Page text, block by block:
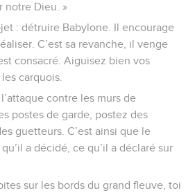
notre Dieu. »
: détruire Babylone. Il encourage
C’est sa revanche, il venge
consacré. Aiguisez bien vos
carquois.
contre les murs de
postes de garde, postez des
guetteurs. C’est ainsi que le
a décidé, ce qu’il a déclaré sur
sur les bords du grand fleuve, toi